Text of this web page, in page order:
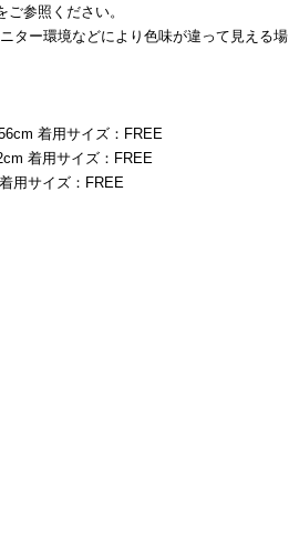
参照ください。
ター環境などにより色味が違って見える場
着用サイズ：FREE
着用サイズ：FREE
用サイズ：FREE